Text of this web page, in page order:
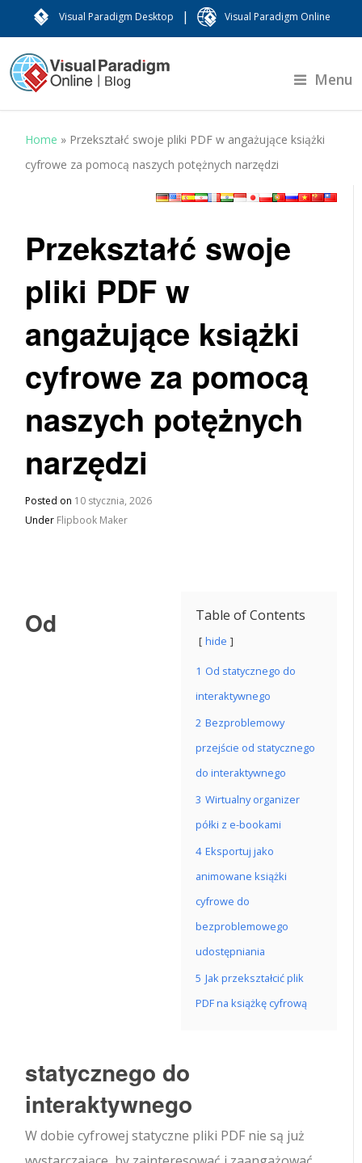
Visual Paradigm Desktop | Visual Paradigm Online
Menu
Home » Przekształć swoje pliki PDF w angażujące książki
cyfrowe za pomocą naszych potężnych narzędzi
Przekształć swoje
pliki PDF w
angażujące książki
cyfrowe za pomocą
naszych potężnych
narzędzi
Posted on 10 stycznia, 2026
Under Flipbook Maker
Table of Contents
hide
1 Od statycznego do
interaktywnego
2 Bezproblemowy
przejście od statycznego
do interaktywnego
3 Wirtualny organizer
półki z e-bookami
4 Eksportuj jako
animowane książki
cyfrowe do
bezproblemowego
udostępniania
5 Jak przekształcić plik
PDF na książkę cyfrową
Od
statycznego do
interaktywnego
W dobie cyfrowej statyczne pliki PDF nie są już